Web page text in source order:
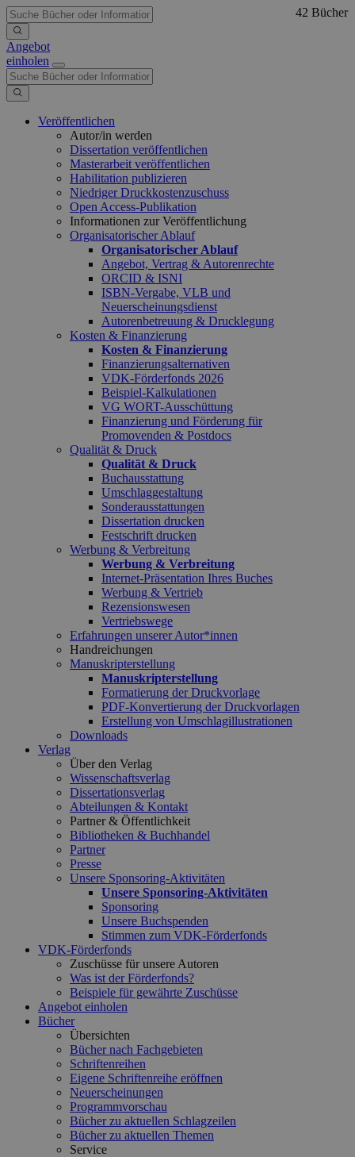
Angebot
einholen
Veröffentlichen
Autor/in werden
Dissertation veröffentlichen
Masterarbeit veröffentlichen
Habilitation publizieren
Niedriger Druckkostenzuschuss
Open Access-Publikation
Informationen zur Veröffentlichung
Organisatorischer Ablauf
Organisatorischer Ablauf
Angebot, Vertrag & Autorenrechte
ORCID & ISNI
ISBN-Vergabe, VLB und
Neuerscheinungsdienst
Autorenbetreuung & Drucklegung
Kosten & Finanzierung
Kosten & Finanzierung
Finanzierungsalternativen
VDK-Förderfonds 2026
Beispiel-Kalkulationen
VG WORT-Ausschüttung
Finanzierung und Förderung für
Promovenden & Postdocs
Qualität & Druck
Qualität & Druck
Buchausstattung
Umschlaggestaltung
Sonderausstattungen
Dissertation drucken
Festschrift drucken
Werbung & Verbreitung
Werbung & Verbreitung
Internet-Präsentation Ihres Buches
Werbung & Vertrieb
Rezensionswesen
Vertriebswege
Erfahrungen unserer Autor*innen
Handreichungen
Manuskripterstellung
Manuskripterstellung
Formatierung der Druckvorlage
PDF-Konvertierung der Druckvorlagen
Erstellung von Umschlagillustrationen
Downloads
Verlag
Über den Verlag
Wissenschaftsverlag
Dissertationsverlag
Abteilungen & Kontakt
Partner & Öffentlichkeit
Bibliotheken & Buchhandel
Partner
Presse
Unsere Sponsoring-Aktivitäten
Unsere Sponsoring-Aktivitäten
Sponsoring
Unsere Buchspenden
Stimmen zum VDK-Förderfonds
VDK-Förderfonds
Zuschüsse für unsere Autoren
Was ist der Förderfonds?
Beispiele für gewährte Zuschüsse
Angebot einholen
Bücher
Übersichten
Bücher nach Fachgebieten
Schriftenreihen
Eigene Schriftenreihe eröffnen
Neuerscheinungen
Programmvorschau
Bücher zu aktuellen Schlagzeilen
Bücher zu aktuellen Themen
Service
42 Bücher